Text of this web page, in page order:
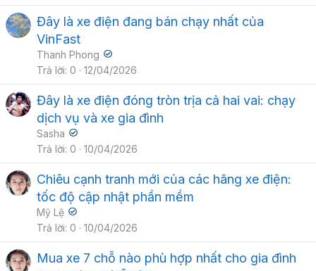
Đây là xe điện đang bán chạy nhất của
VinFast
Thanh Phong
Trả lời 0 12/04/2026
Đây là xe điện đóng tròn trịa cả hai vai: chạy
dịch vụ và xe gia đình
Sasha
Trả lời 0 10/04/2026
Chiêu cạnh tranh mới của các hãng xe điện:
tốc độ cập nhật phần mềm
Mỹ Lệ
Trả lời 0 10/04/2026
Mua xe 7 chỗ nào phù hợp nhất cho gia đình